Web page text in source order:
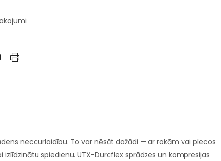
necaurlaidību. To var nēsāt dažādi — ar rokām vai plecos
spiedienu. UTX-Duraflex sprādzes un kompresijas